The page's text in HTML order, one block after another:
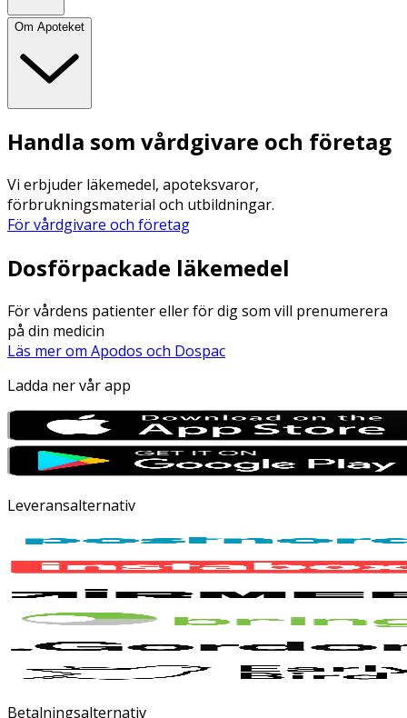
Om Apoteket
Handla som vårdgivare och företag
Vi erbjuder läkemedel, apoteksvaror,
förbrukningsmaterial och utbildningar.
För vårdgivare och företag
Dosförpackade läkemedel
För vårdens patienter eller för dig som vill prenumerera
på din medicin
Läs mer om Apodos och Dospac
Ladda ner vår app
Leveransalternativ
Betalningsalternativ